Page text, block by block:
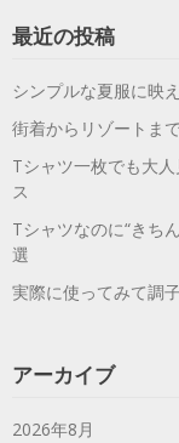
最近の投稿
シンプルな夏服に映
街着からリゾートま
Tシャツ一枚でも大
ス
Tシャツなのに“きち
選
実際に使ってみて調
アーカイブ
2026年8月